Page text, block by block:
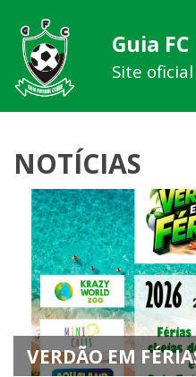
Guia FC
Site oficial
NOTÍCIAS
VERDÃO EM